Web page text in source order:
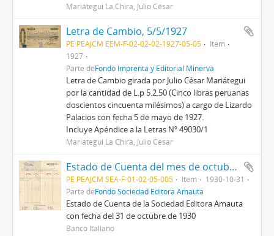
Mariátegui La Chira, Julio César
Letra de Cambio, 5/5/1927
PE PEAJCM EEM-F-02-02-02-1927-05-05
Item
1927
Parte deFondo Imprenta y Editorial Minerva
Letra de Cambio girada por Julio César Mariátegui
por la cantidad de L.p 5.2.50 (Cinco libras peruanas
doscientos cincuenta milésimos) a cargo de Lizardo
Palacios con fecha 5 de mayo de 1927.
Incluye Apéndice a la Letras Nº 49030/1
Mariátegui La Chira, Julio César
Estado de Cuenta del mes de octubre de 1930
PE PEAJCM SEA-F-01-02-05-005 Item
1930-10-31
Parte deFondo Sociedad Editora Amauta
Estado de Cuenta de la Sociedad Editora Amauta
con fecha del 31 de octubre de 1930
Banco Italiano